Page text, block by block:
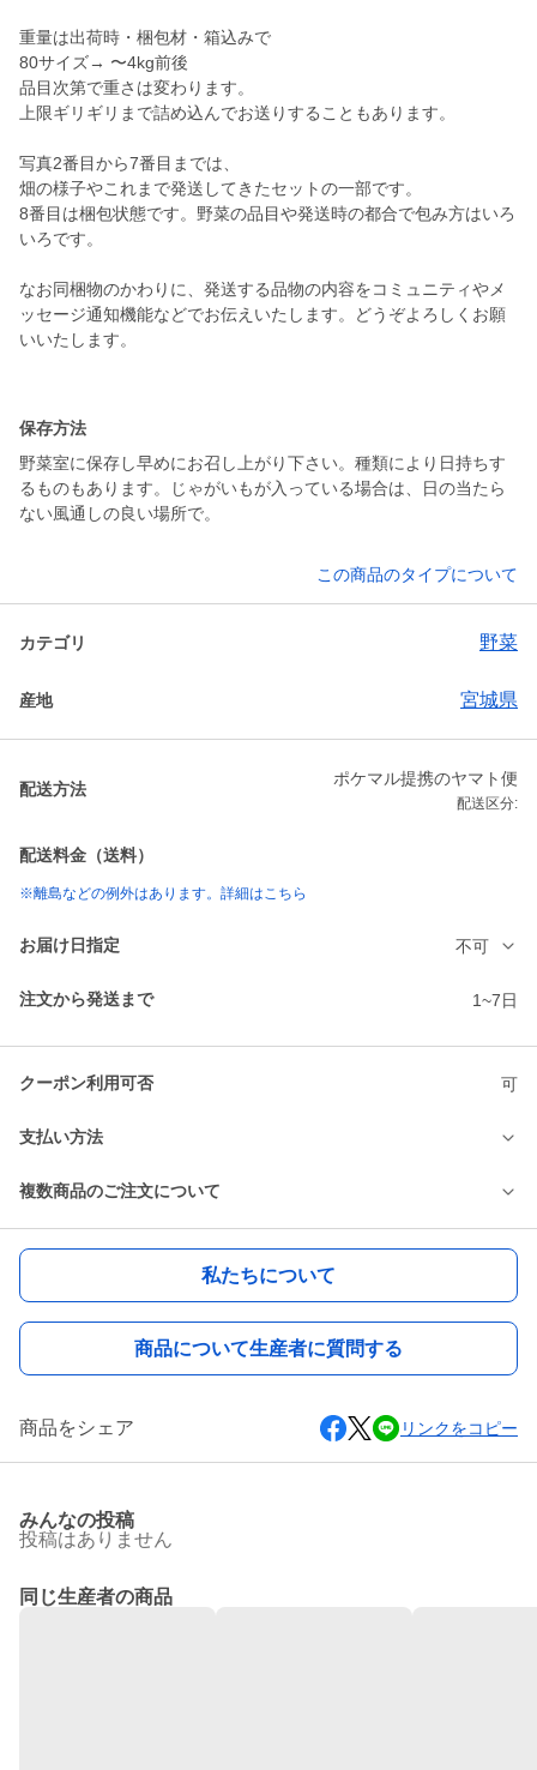
重量は出荷時・梱包材・箱込みで
80サイズ→ 〜4kg前後
品目次第で重さは変わります。
上限ギリギリまで詰め込んでお送りすることもあります。
写真2番目から7番目までは、
畑の様子やこれまで発送してきたセットの一部です。
8番目は梱包状態です。野菜の品目や発送時の都合で包み方はいろ
いろです。
なお同梱物のかわりに、発送する品物の内容をコミュニティやメ
ッセージ通知機能などでお伝えいたします。どうぞよろしくお願
いいたします。
保存方法
野菜室に保存し早めにお召し上がり下さい。種類により日持ちす
るものもあります。じゃがいもが入っている場合は、日の当たら
ない風通しの良い場所で。
この商品のタイプについて
カテゴリ 野菜
産地 宮城県
配送方法
ポケマル提携のヤマト便
配送区分:
配送料金（送料）
※離島などの例外はあります。詳細はこちら
お届け日指定 不可
注文から発送まで 1~7日
クーポン利用可否 可
支払い方法
複数商品のご注文について
私たちについて
商品について生産者に質問する
商品をシェア リンクをコピー
みんなの投稿
投稿はありません
同じ生産者の商品